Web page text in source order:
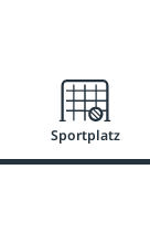
Sportplatz